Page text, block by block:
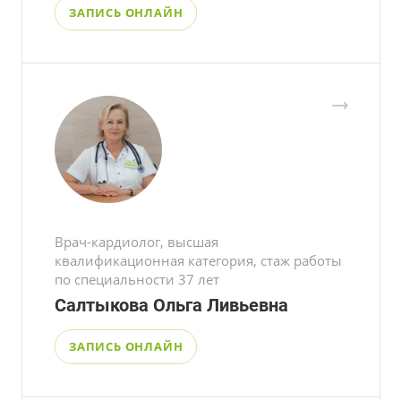
ЗАПИСЬ ОНЛАЙН
Врач-кардиолог, высшая
квалификационная категория, стаж работы
по специальности 37 лет
Салтыкова Ольга Ливьевна
ЗАПИСЬ ОНЛАЙН